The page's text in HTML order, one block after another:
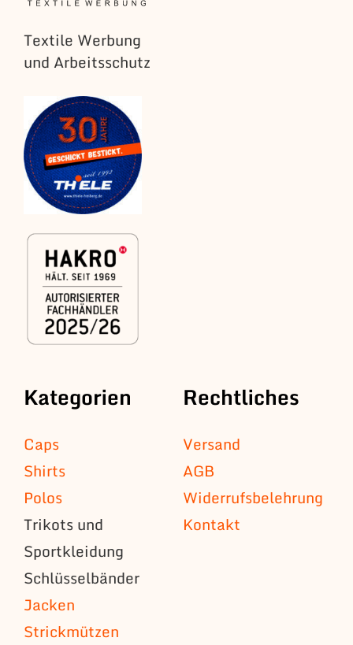
Textile Werbung
und Arbeitsschutz
Kategorien
Caps
Shirts
Polos
Trikots und
Sportkleidung
Schlüsselbänder
Jacken
Strickmützen
Rechtliches
Versand
AGB
Widerrufsbelehrung
Kontakt